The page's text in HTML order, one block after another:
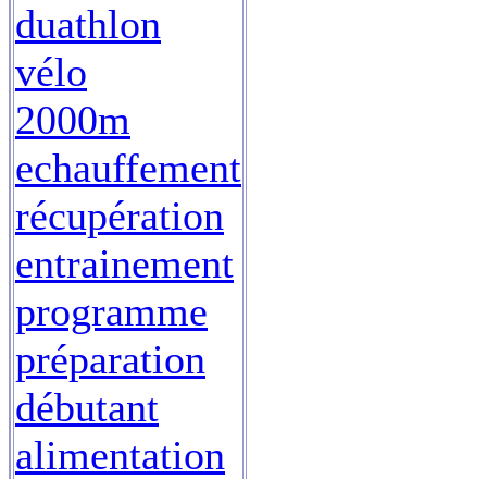
duathlon
vélo
2000m
echauffement
récupération
entrainement
programme
préparation
débutant
alimentation